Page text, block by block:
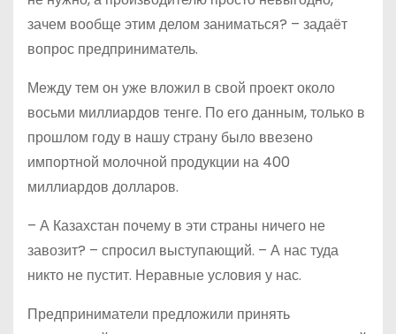
зачем вообще этим делом заниматься? – задаёт
вопрос предприниматель.
Между тем он уже вложил в свой проект около
восьми миллиардов тенге. По его данным, только в
прошлом году в нашу страну было ввезено
импортной молочной продукции на 400
миллиардов долларов.
– А Казахстан почему в эти страны ничего не
завозит? – спросил выступающий. – А нас туда
никто не пустит. Неравные условия у нас.
Предприниматели предложили принять